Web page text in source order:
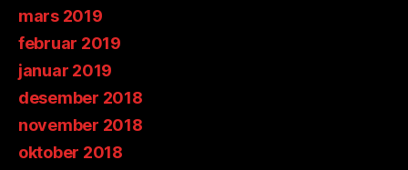
mars 2019
februar 2019
januar 2019
desember 2018
november 2018
oktober 2018